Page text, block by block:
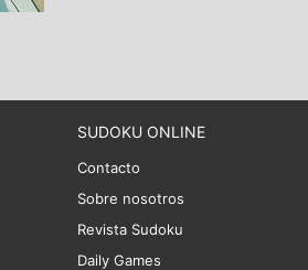
SUDOKU ONLINE
Contacto
Sobre nosotros
Revista Sudoku
Daily Games